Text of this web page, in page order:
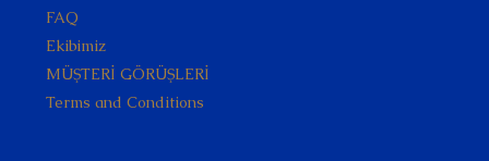
FAQ
Ekibimiz
MÜŞTERİ GÖRÜŞLERİ
Terms and Conditions